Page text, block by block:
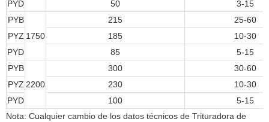
PYD
50
3-15
PYB
1750
215
25-60
PYZ
185
10-30
PYD
85
5-15
PYB
2200
300
30-60
PYZ
230
10-30
PYD
100
5-15
Nota: Cualquier cambio de los datos técnicos de Trituradora de